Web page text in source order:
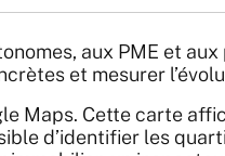
aux PME et
et mesurer
Maps. Cette carte
d’identifier les